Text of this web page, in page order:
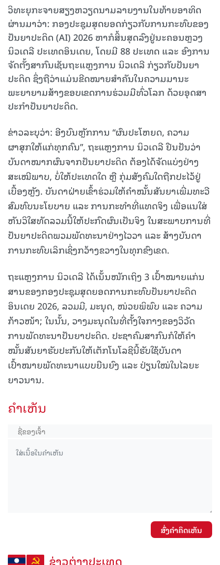
ວິທະຍຸກະຈາຍສຽງຫວຽດນາມລາຍງານໃນທ້າຍອາທິດ
ຜ່ານມາວ່າ: ກອງປະຊຸມສຸດຍອດກ່ຽວກັບການກະທົບຂອງ
ປັນຍາປະດິດ (AI) 2026 ຫາກໍສິ້ນສຸດລົງຢູ່ນະຄອນຫຼວງ
ນິວເດລີ ປະເທດອິນເດຍ, ໂດຍມີ 88 ປະເທດ ແລະ ອົງການ
ຈັດຕັ້ງສາກົນເຊັນຖະແຫຼງການ ນິວເດລີ ກ່ຽວກັບປັນຍາ
ປະດິດ ຊຶ່ງຖືວ່າແມ່ນຂີດໝາຍສຳຄັນໃນຄວາມມານະ
ພະຍາຍາມສ້າງຂອບເຂດການຮ່ວມມືທົ່ວໂລກ ດ້ວຍອຸດສາ
ປະກຳປັນຍາປະດິດ.
ຂ່າວລະບຸວ່າ: ອີງບົນຫຼັກການ “ຜົນປະໂຫຍດ, ຄວາມ
ຜາສຸກໃຫ້ແກ່ທຸກຄົນ”, ຖະແຫຼງການ ນິວເດລີ ຢືນຢັນວ່າ
ບັນດາໝາກຜົນຈາກປັນຍາປະດິດ ຕ້ອງໄດ້ຈັດແບ່ງຢ່າງ
ສະເໝີພາບ, ບໍ່ໃຫ້ປະເທດໃດ ຫຼື ກຸ່ມສັງຄົມໃດຖືກປະໄວ້ຢູ່
ເບື້ອງຫຼັງ. ບັນດາຝ່າຍເຂົ້າຮ່ວມໃຫ້ຄຳໝັ້ນສັນຍາເພີ່ມທະວີ
ສົມທົບນະໂຍບາຍ ແລະ ການກະທຳທີ່ແທດຈິງ ເພື່ອແນໃສ່
ຫັນວິໃສທັດລວມນີ້ໃຫ້ປະກົດຜົນເປັນຈິງ ໃນສະພາບການທີ່
ປັນຍາປະດິດພວມພັດທະນາຢ່າງໄວວາ ແລະ ສ້າງບັນດາ
ການກະທົບເລິກເຊິ່ງກວ້າງຂວາງໃນທຸກຂົງເຂດ.
ຖະແຫຼງການ ນິວເດລີ ໄດ້ເນັ້ນໜັກເຖິງ 3 ເປົ້າໝາຍແກ່ນ
ສານຂອງກອງປະຊຸມສຸດຍອດການກະທົບປັນຍາປະດິດ
ອິນເດຍ 2026, ລວມມີ, ມະນຸດ, ໜ່ວຍພິພົບ ແລະ ຄວາມ
ກ້າວໜ້າ; ໃນນັ້ນ, ວາງມະນຸດໃນທີ່ຕັ້ງໃຈກາງຂອງວິວັດ
ການພັດທະນາປັນຍາປະດິດ. ປະຊາຄົມສາກົນກໍໃຫ້ຄຳ
ໝັ້ນສັນຍາຮັບປະກັນໃຫ້ເຕັກໂນໂລຊີນີ້ຮັບໃຊ້ບັນດາ
ເປົ້າໝາຍພັດທະນາແບບຍືນຍົງ ແລະ ປ່ຽນໃໝ່ໃນໄລຍະ
ຍາວນານ.
ຄໍາເຫັນ
ສົ່ງຄໍາຄິດເຫັນ
ຂ່າວຕ່າງປະເທດ